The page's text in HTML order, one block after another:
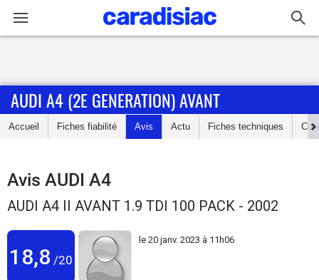
Accueil
Essais
Guide
Electriques
AUDI A4 (2E GENERATION) AVANT
Accueil Fiches fiabilité Avis Actu Fiches techniques
Avis AUDI A4
AUDI A4 II AVANT 1.9 TDI 100 PACK - 2002
18,8 /20
le 20 janv. 2023 à 11h06